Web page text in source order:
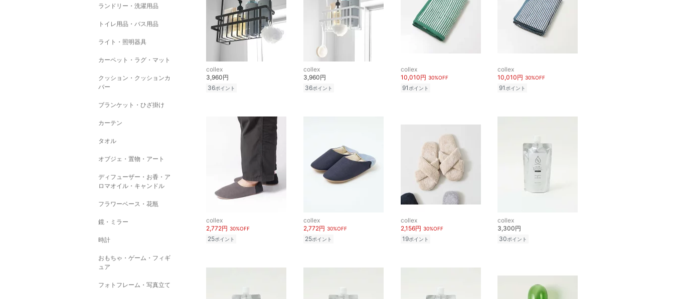
ランドリー・洗濯用品
トイレ用品・バス用品
ライト・照明器具
カーペット・ラグ・マット
クッション・クッションカ
バー
ブランケット・ひざ掛け
カーテン
タオル
オブジェ・置物・アート
ディフューザー・お香・ア
ロマオイル・キャンドル
フラワーベース・花瓶
鏡・ミラー
時計
おもちゃ・ゲーム・フィギ
ュア
フォトフレーム・写真立て
collex
3,960円
36ポイント
collex
3,960円
36ポイント
collex
10,010円 30%OFF
91 ポイント
collex
10,010円 30%OFF
91ポイント
collex
2,772円 30%OFF
25ポイント
collex
2,772円 30%OFF
25ポイント
collex
2,156円 30%OFF
19ポイント
collex
3,300円
30ポイント